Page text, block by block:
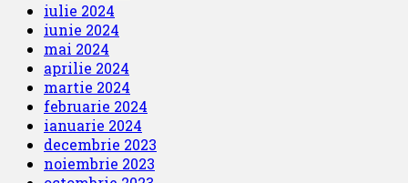
iulie 2024
iunie 2024
mai 2024
aprilie 2024
martie 2024
februarie 2024
ianuarie 2024
decembrie 2023
noiembrie 2023